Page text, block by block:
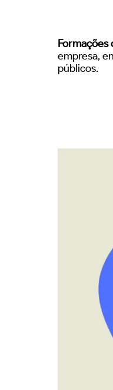
Formações
empresa,
públicos.